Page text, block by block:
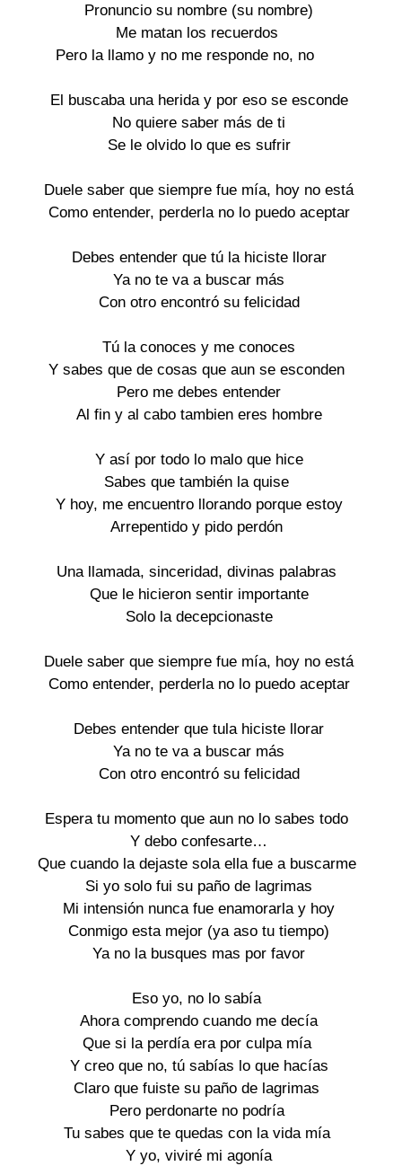
Pronuncio su nombre (su nombre)
Me matan los recuerdos
Pero la llamo y no me responde no, no
El buscaba una herida y por eso se esconde
No quiere saber más de ti
Se le olvido lo que es sufrir
Duele saber que siempre fue mía, hoy no está
Como entender, perderla no lo puedo aceptar
Debes entender que tú la hiciste llorar
Ya no te va a buscar más
Con otro encontró su felicidad
Tú la conoces y me conoces
Y sabes que de cosas que aun se esconden
Pero me debes entender
Al fin y al cabo tambien eres hombre
Y así por todo lo malo que hice
Sabes que también la quise
Y hoy, me encuentro llorando porque estoy
Arrepentido y pido perdón
Una llamada, sinceridad, divinas palabras
Que le hicieron sentir importante
Solo la decepcionaste
Duele saber que siempre fue mía, hoy no está
Como entender, perderla no lo puedo aceptar
Debes entender que tula hiciste llorar
Ya no te va a buscar más
Con otro encontró su felicidad
Espera tu momento que aun no lo sabes todo
Y debo confesarte…
Que cuando la dejaste sola ella fue a buscarme
Si yo solo fui su paño de lagrimas
Mi intensión nunca fue enamorarla y hoy
Conmigo esta mejor (ya aso tu tiempo)
Ya no la busques mas por favor
Eso yo, no lo sabía
Ahora comprendo cuando me decía
Que si la perdía era por culpa mía
Y creo que no, tú sabías lo que hacías
Claro que fuiste su paño de lagrimas
Pero perdonarte no podría
Tu sabes que te quedas con la vida mía
Y yo, viviré mi agonía